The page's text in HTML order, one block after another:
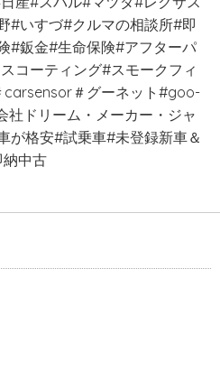
#いすづ#クルマの相談所#即
#鈑金#生命保険#アフターパ
コーティング#スモークフィ
carsensor＃グーネット#goo-
ドリーム・メーカー・ジャ
が格安#試乗車#未登録新車＆
納中古